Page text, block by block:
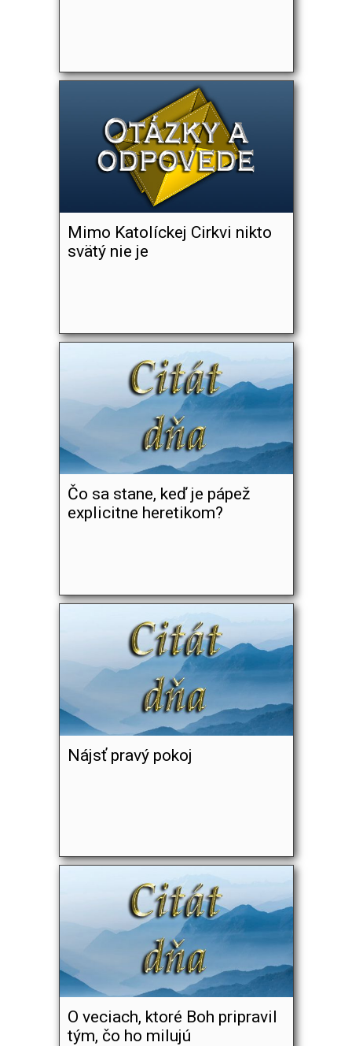
Mimo Katolíckej Cirkvi nikto
svätý nie je
Čo sa stane, keď je pápež
explicitne heretikom?
Nájsť pravý pokoj
O veciach, ktoré Boh pripravil
tým, čo ho milujú